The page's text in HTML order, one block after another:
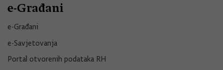
e-Građani
e-Građani
e-Savjetovanja
Portal otvorenih podataka RH